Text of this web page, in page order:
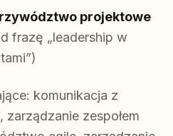
projektowe
frazę „leadership w
komunikacja z
zarządzanie zespołem